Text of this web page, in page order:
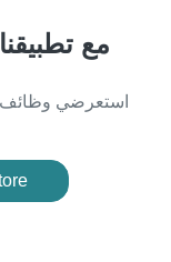
مع
استعرضي وظائف
App Store